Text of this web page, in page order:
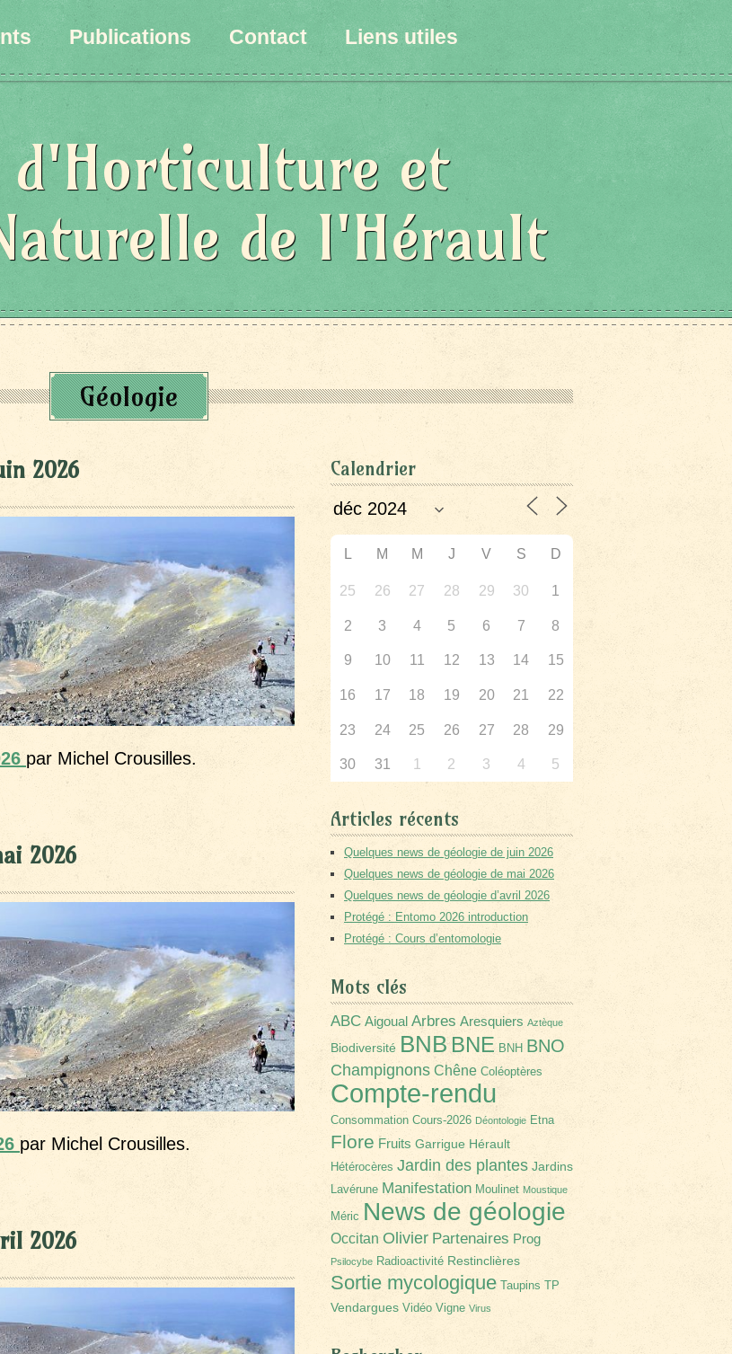
Publications Contact Liens utiles
d'Horticulture et
de l'Hérault
Géologie
2026
par Michel Crousilles.
2026
par Michel Crousilles.
2026
Calendrier
L M M J V S D
25 26 27 28 29 30 1
2 3 4 5 6 7 8
9 10 11 12 13 14 15
16 17 18 19 20 21 22
23 24 25 26 27 28 29
30 31 1 2 3 4 5
Articles récents
Quelques news de géologie de juin 2026
Quelques news de géologie de mai 2026
Quelques news de géologie d’avril 2026
Protégé : Entomo 2026 introduction
Protégé : Cours d’entomologie
Mots clés
ABC Aigoual Arbres Aresquiers Aztèque
Biodiversité BNB BNE BNH BNO
Champignons Chêne Coléoptères
Compte-rendu
Consommation Cours-2026 Déontologie Etna
Flore Fruits Garrigue Hérault
Hétérocères Jardin des plantes Jardins
Lavérune Manifestation Moulinet Moustique
Méric News de géologie
Occitan Olivier Partenaires Prog
Psilocybe Radioactivité Restinclières
Sortie mycologique Taupins TP
Vendargues Vidéo Vigne Virus